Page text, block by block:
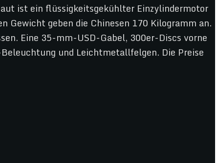
ist ein flüssigkeitsgekühlter Einzylindermotor
geben die Chinesen 170 Kilogramm an.
Eine 35-mm-USD-Gabel, 300er-Discs vorne
und Leichtmetallfelgen. Die Preise